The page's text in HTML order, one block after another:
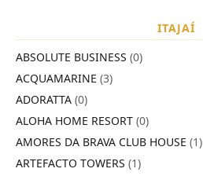
ITAJAÍ
ABSOLUTE BUSINESS (0)
ACQUAMARINE (3)
ADORATTA (0)
ALOHA HOME RESORT (0)
AMORES DA BRAVA CLUB HOUSE (1)
ARTEFACTO TOWERS (1)